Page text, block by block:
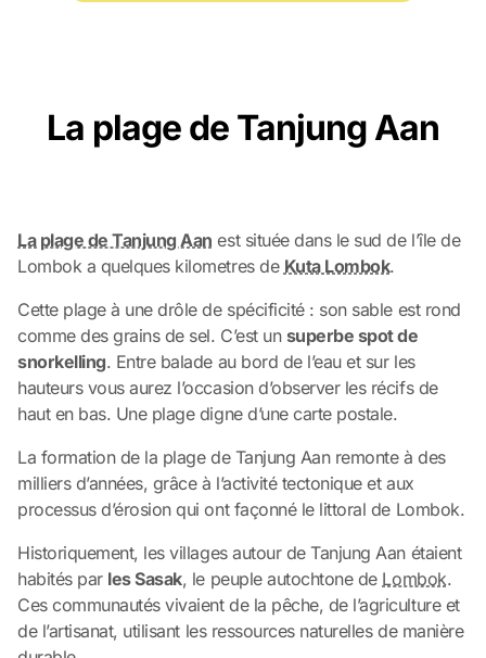
La plage de Tanjung Aan
La plage de Tanjung Aan est située dans le sud de l’île de
Lombok a quelques kilometres de Kuta Lombok.
Cette plage à une drôle de spécificité : son sable est rond
comme des grains de sel. C’est un superbe spot de
snorkelling. Entre balade au bord de l’eau et sur les
hauteurs vous aurez l’occasion d’observer les récifs de
haut en bas. Une plage digne d’une carte postale.
La formation de la plage de Tanjung Aan remonte à des
milliers d’années, grâce à l’activité tectonique et aux
processus d’érosion qui ont façonné le littoral de Lombok.
Historiquement, les villages autour de Tanjung Aan étaient
habités par les Sasak, le peuple autochtone de Lombok.
Ces communautés vivaient de la pêche, de l’agriculture et
de l’artisanat, utilisant les ressources naturelles de manière